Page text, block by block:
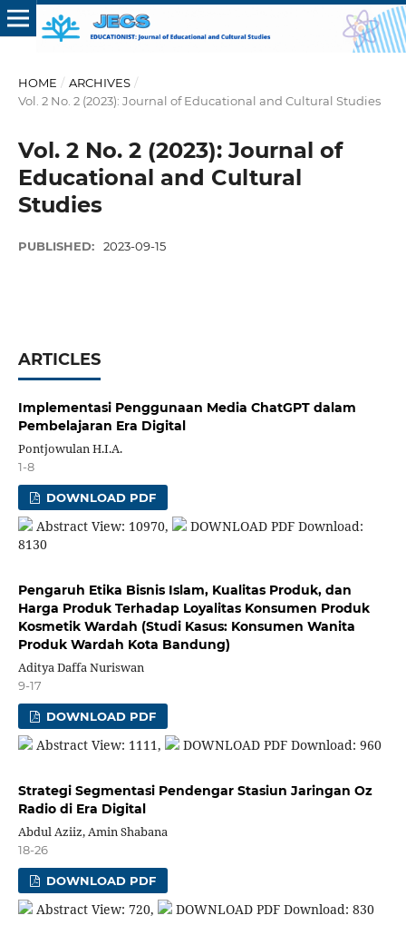
HOME / ARCHIVES /
Vol. 2 No. 2 (2023): Journal of Educational and Cultural Studies
Vol. 2 No. 2 (2023): Journal of
Educational and Cultural
Studies
PUBLISHED: 2023-09-15
ARTICLES
Implementasi Penggunaan Media ChatGPT dalam
Pembelajaran Era Digital
Pontjowulan H.I.A.
1-8
DOWNLOAD PDF
Abstract View: 10970,
DOWNLOAD PDF Download:
8130
Pengaruh Etika Bisnis Islam, Kualitas Produk, dan
Harga Produk Terhadap Loyalitas Konsumen Produk
Kosmetik Wardah (Studi Kasus: Konsumen Wanita
Produk Wardah Kota Bandung)
Aditya Daffa Nuriswan
9-17
DOWNLOAD PDF
Abstract View: 1111, DOWNLOAD PDF Download: 960
Strategi Segmentasi Pendengar Stasiun Jaringan Oz
Radio di Era Digital
Abdul Aziiz, Amin Shabana
18-26
DOWNLOAD PDF
Abstract View: 720, DOWNLOAD PDF Download: 830